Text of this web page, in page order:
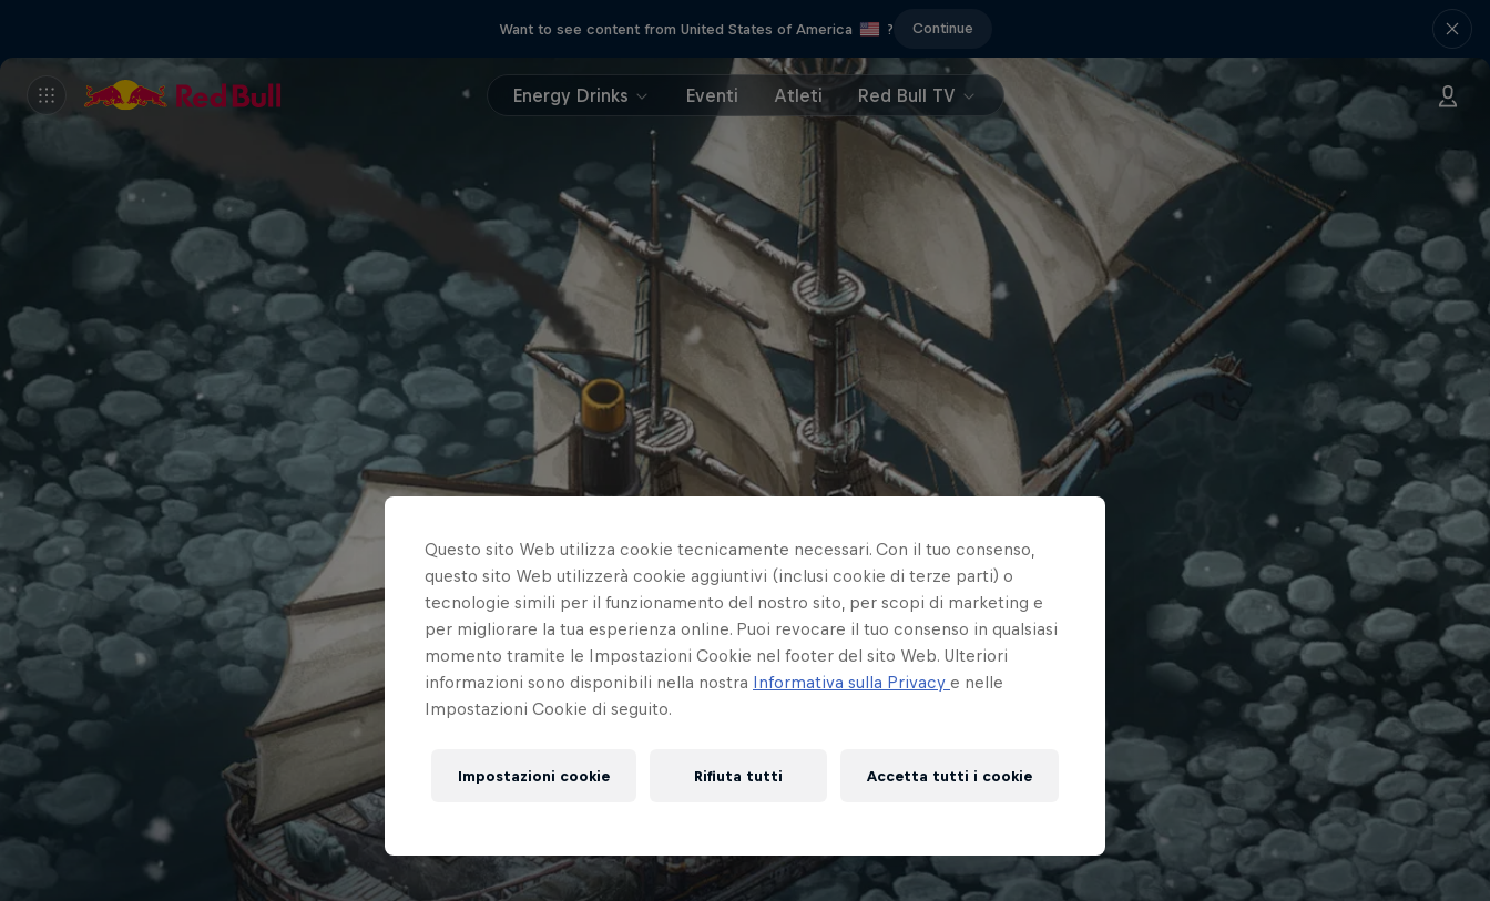
Want to see content from United States of America ? Continue
Energy Drinks Eventi Atleti Red Bull TV
Questo sito Web utilizza cookie tecnicamente necessari. Con il tuo consenso,
questo sito Web utilizzerà cookie aggiuntivi (inclusi cookie di terze parti) o
tecnologie simili per il funzionamento del nostro sito, per scopi di marketing e
per migliorare la tua esperienza online. Puoi revocare il tuo consenso in qualsiasi
momento tramite le Impostazioni Cookie nel footer del sito Web. Ulteriori
informazioni sono disponibili nella nostra Informativa sulla Privacy e nelle
Impostazioni Cookie di seguito.
Impostazioni cookie Rifiuta tutti Accetta tutti i cookie